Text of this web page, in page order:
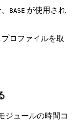
BASE が使用され
ロファイルを取
ジュールの時間コ